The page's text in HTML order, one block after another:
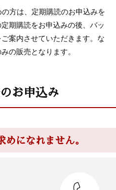
の方は、定期購読のお申込みを
期購読をお申込みの後、バッ
案内させていただきます。な
の販売となります。
お申込み
めになれません。